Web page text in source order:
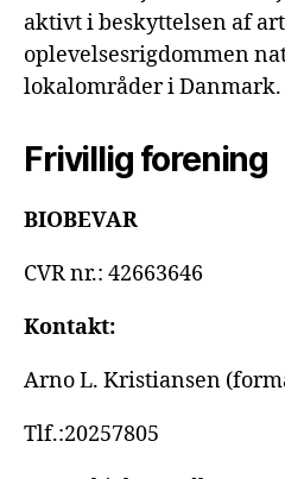
aktivt i beskyttelsen af
oplevelsesrigdommen
lokalområder i Danmark.
Frivillig forening
BIOBEVAR
CVR nr.: 42663646
Kontakt:
Arno L. Kristiansen
Tlf.:20257805